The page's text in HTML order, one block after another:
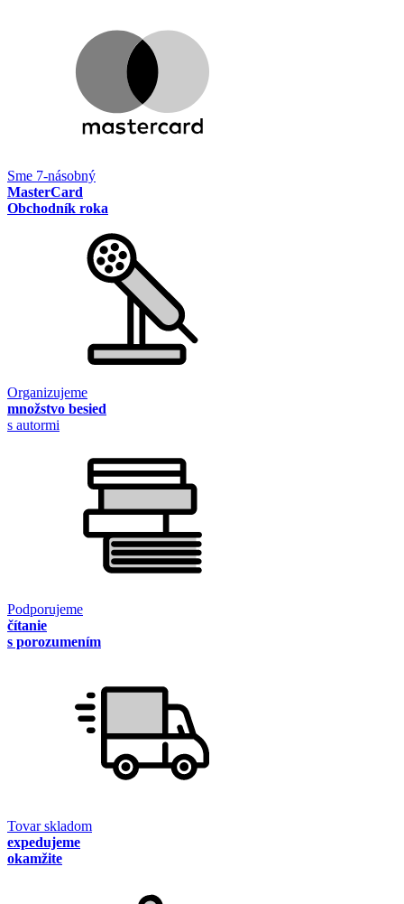
Sme 7-násobný
MasterCard
Obchodník roka
Organizujeme
množstvo besied
s autormi
Podporujeme
čítanie
s porozumením
Tovar skladom
expedujeme
okamžite